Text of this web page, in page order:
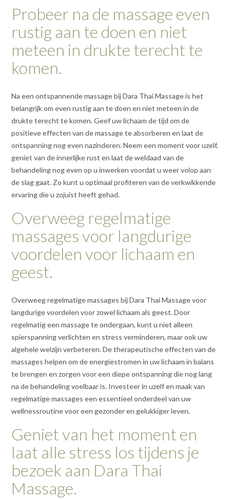
Probeer na de massage even
rustig aan te doen en niet
meteen in drukte terecht te
komen.
Na een ontspannende massage bij Dara Thai Massage is het
belangrijk om even rustig aan te doen en niet meteen in de
drukte terecht te komen. Geef uw lichaam de tijd om de
positieve effecten van de massage te absorberen en laat de
ontspanning nog even nazinderen. Neem een moment voor uzelf,
geniet van de innerlijke rust en laat de weldaad van de
behandeling nog even op u inwerken voordat u weer volop aan
de slag gaat. Zo kunt u optimaal profiteren van de verkwikkende
ervaring die u zojuist heeft gehad.
Overweeg regelmatige
massages voor langdurige
voordelen voor lichaam en
geest.
Overweeg regelmatige massages bij Dara Thai Massage voor
langdurige voordelen voor zowel lichaam als geest. Door
regelmatig een massage te ondergaan, kunt u niet alleen
spierspanning verlichten en stress verminderen, maar ook uw
algehele welzijn verbeteren. De therapeutische effecten van de
massages helpen om de energiestromen in uw lichaam in balans
te brengen en zorgen voor een diepe ontspanning die nog lang
na de behandeling voelbaar is. Investeer in uzelf en maak van
regelmatige massages een essentieel onderdeel van uw
wellnessroutine voor een gezonder en gelukkiger leven.
Geniet van het moment en
laat alle stress los tijdens je
bezoek aan Dara Thai
Massage.